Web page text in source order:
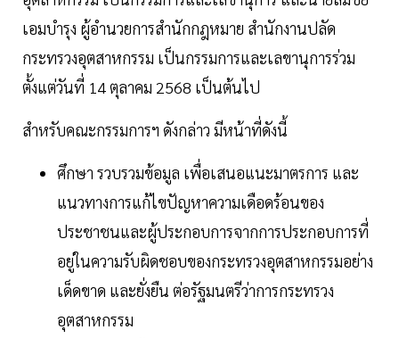
เอมบำรุง ผู้อำนวยการสำนักกฎหมาย สำนักงานปลัด
กระทรวงอุตสาหกรรม เป็นกรรมการและเลขานุการร่วม
ตั้งแต่วันที่ 14 ตุลาคม 2568 เป็นต้นไป
สำหรับคณะกรรมการฯ ดังกล่าว มีหน้าที่ดังนี้
ศึกษา รวบรวมข้อมูล เพื่อเสนอแนะมาตรการ และ
แนวทางการแก้ไขปัญหาความเดือดร้อนของ
ประชาชนและผู้ประกอบการจากการประกอบการที่
อยู่ในความรับผิดชอบของกระทรวงอุตสาหกรรมอย่าง
เด็ดขาด และยั่งยืน ต่อรัฐมนตรีว่าการกระทรวง
อุตสาหกรรม